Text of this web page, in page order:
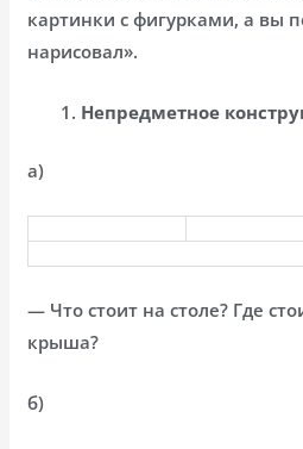
картинки с фигурками, а вы
нарисовал».
Непредметное
а)
— Что стоит на столе? Где
крыша?
б)